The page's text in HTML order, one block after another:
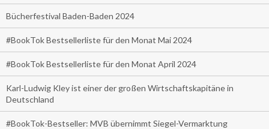
Bücherfestival Baden-Baden 2024
#BookTok Bestsellerliste für den Monat Mai 2024
#BookTok Bestsellerliste für den Monat April 2024
Karl-Ludwig Kley ist einer der großen Wirtschaftskapitäne in
Deutschland
#BookTok-Bestseller: MVB übernimmt Siegel-Vermarktung